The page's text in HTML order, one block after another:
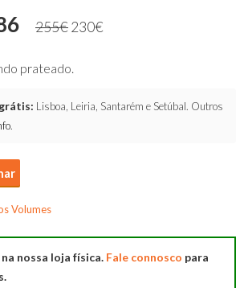
255€230€
prateado.
Lisboa, Leiria, Santarém e Setúbal. Outros
.
Volumes
nossa loja física. Fale connosco para